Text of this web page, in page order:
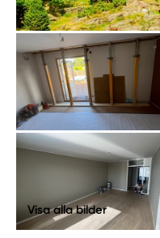
Visa alla bilder